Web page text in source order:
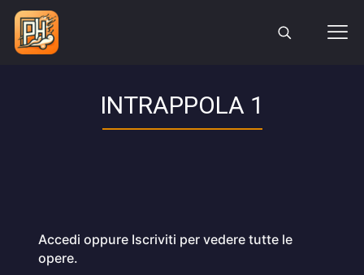
INTRAPPOLA 1
Accedi oppure Iscriviti per vedere tutte le
opere.